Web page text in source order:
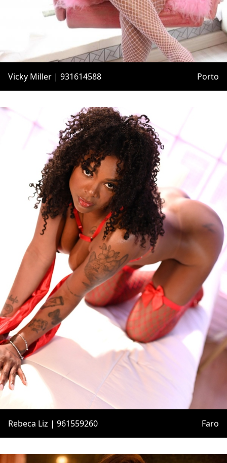
Vicky Miller | 931614588 Porto
Rebeca Liz | 961559260 Faro